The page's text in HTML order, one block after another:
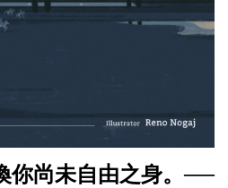
你尚未自由之身。──